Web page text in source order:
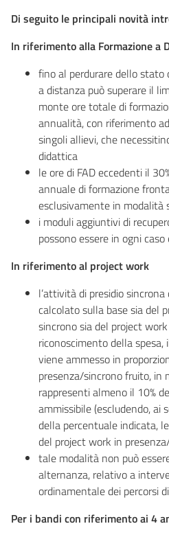
Di seguito le principali novità
In riferimento alla Formazione a
fino al perdurare dello stato
a distanza può superare il
monte ore totale di
annualità, con riferimento
singoli allievi, che
didattica
le ore di FAD eccedenti il
annuale di formazione
esclusivamente in modalità
i moduli aggiuntivi di
possono essere in ogni
In riferimento al project work
l’attività di presidio
calcolato sulla base sia del
sincrono sia del project
riconoscimento della
viene ammesso in
presenza/sincrono fruito, in
rappresenti almeno il 10%
ammissibile (escludendo, ai
della percentuale indicata,
del project work in
tale modalità non può
alternanza, relativo a
ordinamentale dei percorsi
Per i bandi con riferimento ai 4